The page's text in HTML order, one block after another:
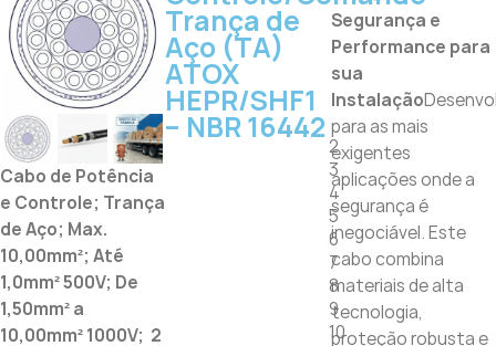
Cabo de Potência
e Controle; Trança
de Aço; Max.
10,00mm²; Até
1,0mm² 500V; De
1,50mm² a
10,00mm² 1000V; 2
Trança de
Aço (TA)
ATOX
HEPR/SHF1
– NBR 16442
2
3
4
5
6
7
8
9
10
Segurança e
Performance para
sua
Instalação
para as mais
exigentes
aplicações onde a
segurança é
inegociável. Este
cabo combina
materiais de alta
tecnologia,
proteção robusta e